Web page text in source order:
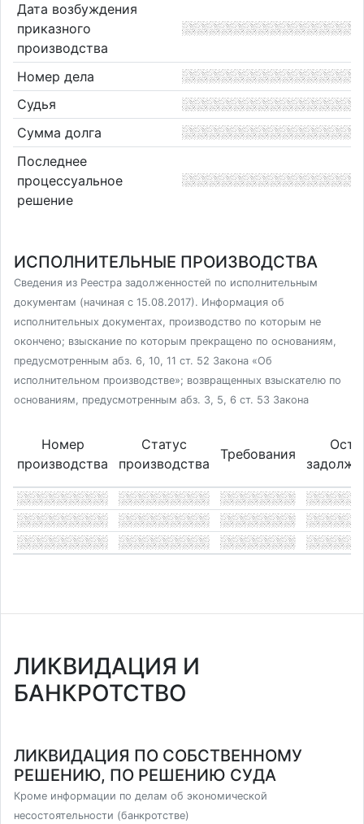
Дата возбуждения
приказного
производства
Номер дела
Судья
Сумма долга
Последнее
процессуальное
решение
ИСПОЛНИТЕЛЬНЫЕ ПРОИЗВОДСТВА
Сведения из Реестра задолженностей по исполнительным
документам (начиная с 15.08.2017). Информация об
исполнительных документах, производство по которым не
окончено; взыскание по которым прекращено по основаниям,
предусмотренным абз. 6, 10, 11 ст. 52 Закона «Об
исполнительном производстве»; возвращенных взыскателю по
основаниям, предусмотренным абз. 3, 5, 6 ст. 53 Закона
Номер
производства
Статус
производства
Требования
ЛИКВИДАЦИЯ И
БАНКРОТСТВО
ЛИКВИДАЦИЯ ПО СОБСТВЕННОМУ
РЕШЕНИЮ, ПО РЕШЕНИЮ СУДА
Кроме информации по делам об экономической
несостоятельности (банкротстве)